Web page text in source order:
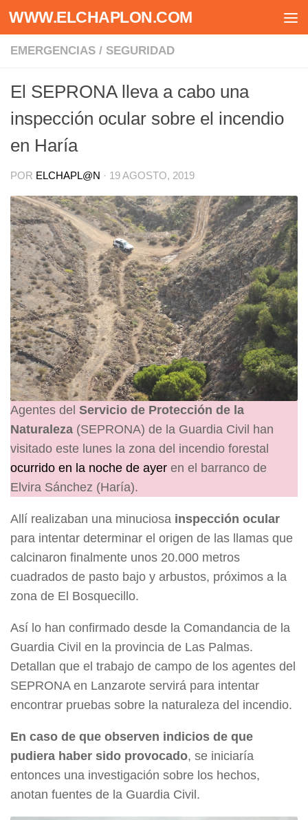
Saltar al contenido
WWW.ELCHAPLON.COM
EMERGENCIAS / SEGURIDAD
El SEPRONA lleva a cabo una
inspección ocular sobre el incendio
en Haría
POR ELCHAPL@N · 19 AGOSTO, 2019
Agentes del Servicio de Protección de la
Naturaleza (SEPRONA) de la Guardia Civil han
visitado este lunes la zona del incendio forestal
ocurrido en la noche de ayer en el barranco de
Elvira Sánchez (Haría).
Allí realizaban una minuciosa inspección ocular
para intentar determinar el origen de las llamas que
calcinaron finalmente unos 20.000 metros
cuadrados de pasto bajo y arbustos, próximos a la
zona de El Bosquecillo.
Así lo han confirmado desde la Comandancia de la
Guardia Civil en la provincia de Las Palmas.
Detallan que el trabajo de campo de los agentes del
SEPRONA en Lanzarote servirá para intentar
encontrar pruebas sobre la naturaleza del incendio.
En caso de que observen indicios de que
pudiera haber sido provocado, se iniciaría
entonces una investigación sobre los hechos,
anotan fuentes de la Guardia Civil.